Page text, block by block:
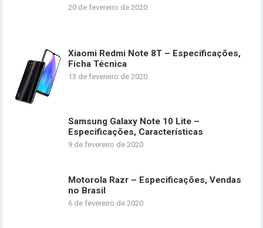
20 de fevereiro de 2020
Xiaomi Redmi Note 8T – Especificações,
Ficha Técnica
13 de fevereiro de 2020
Samsung Galaxy Note 10 Lite –
Especificações, Características
9 de fevereiro de 2020
Motorola Razr – Especificações, Vendas
no Brasil
6 de fevereiro de 2020